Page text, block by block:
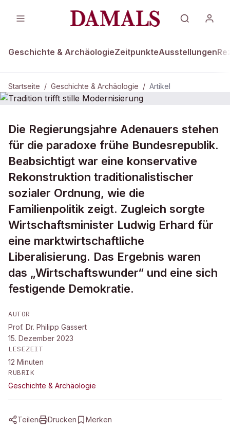
Geschichte & ArchäologieZeitpunkteAusstellungen
Startseite / Geschichte & Archäologie / Artikel
DAMALS Plus GESCHICHTE & ARCHÄOLOGIE
Tradition trifft stille Modernisierung
Die Regierungsjahre Adenauers stehen
für die paradoxe frühe Bundesrepublik.
Beabsichtigt war eine konservative
Rekonstruktion traditionalistischer
sozialer Ordnung, wie die
Familienpolitik zeigt. Zugleich sorgte
Wirtschaftsminister Ludwig Erhard für
eine marktwirtschaftliche
Liberalisierung. Das Ergebnis waren
das „Wirtschaftswunder“ und eine sich
festigende Demokratie.
AUTOR
Prof. Dr. Philipp Gassert
15. Dezember 2023
LESEZEIT
12 Minuten
RUBRIK
Geschichte & Archäologie
Teilen Drucken Merken